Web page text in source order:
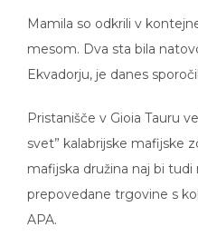
Mamila so odkrili v
mesom. Dva sta bila
Ekvadorju, je danes
Pristanišče v Gioia Tauru
svet” kalabrijske mafijske
mafijska družina naj bi tudi
prepovedane trgovine s
APA.